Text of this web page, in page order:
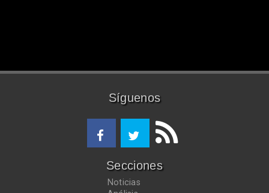
Síguenos
Secciones
Noticias